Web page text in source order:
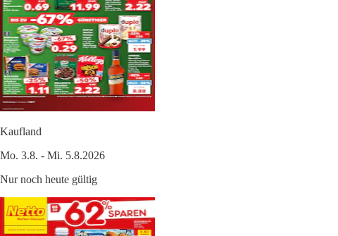
Kaufland
Mo. 3.8. - Mi. 5.8.2026
Nur noch heute gültig